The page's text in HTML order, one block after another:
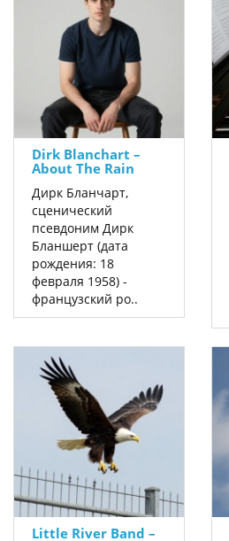
Dirk Blanchart –
About The Rain
Дирк Бланчарт,
сценический
псевдоним Дирк
Бланшерт (дата
рождения: 18
февраля 1958) -
французский ро..
Little River Band –